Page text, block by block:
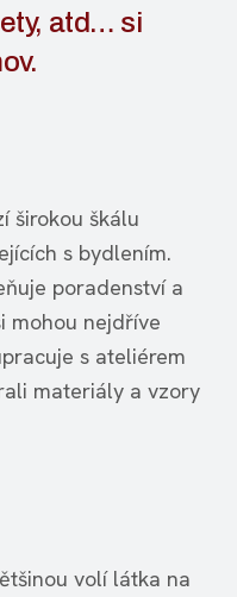
atd… si
širokou škálu
s bydlením.
poradenství a
mohou nejdříve
s ateliérem
materiály a vzory
volí látka na